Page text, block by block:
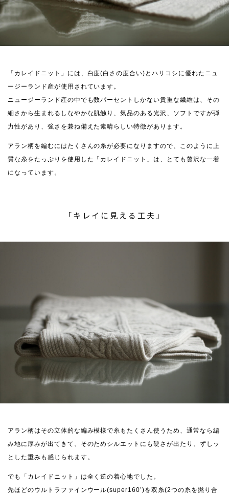
「カレイドニット」には、白度(白さの度合い)とハリコシに優れたニュ
ージーランド産が使用されています。
ニュージーランド産の中でも数パーセントしかない貴重な繊維は、その
細さから生まれるしなやかな肌触り、気品のある光沢、ソフトですが弾
力性があり、強さを兼ね備えた素晴らしい特徴があります。
アラン柄を編むにはたくさんの糸が必要になりますので、このように上
質な糸をたっぷりを使用した「カレイドニット」は、とても贅沢な一着
になっています。
「キレイに見える工夫」
アラン柄はその立体的な編み模様で糸もたくさん使うため、通常なら編
み地に厚みが出てきて、そのためシルエットにも硬さが出たり、ずしッ
とした重みも感じられます。
でも「カレイドニット」は全く逆の着心地でした。
先ほどのウルトラファインウール(super160’)を双糸(2つの糸を撚り合